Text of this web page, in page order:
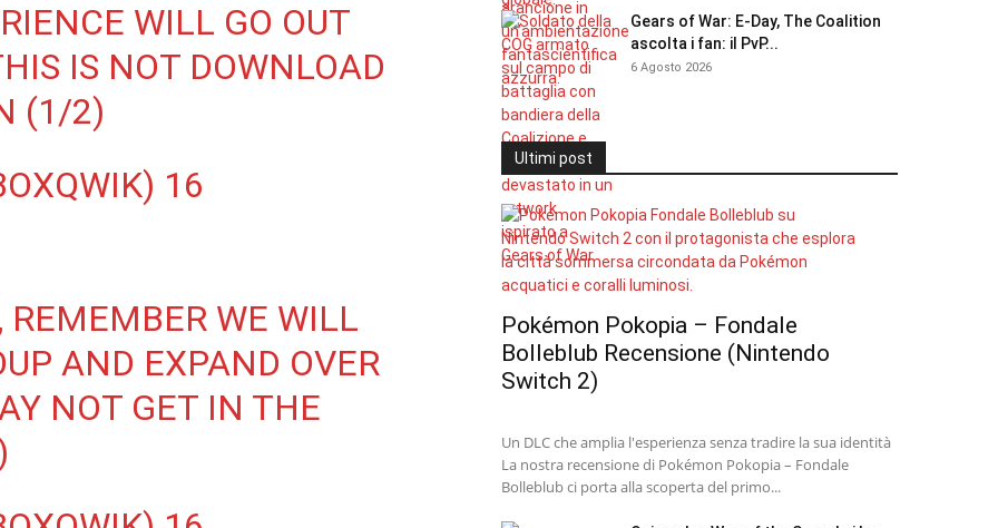
WILL GO OUT
IS NOT DOWNLOAD
(1/2)
16
REMEMBER WE WILL
AND EXPAND OVER
NOT GET IN THE
Gears of War: E-Day, The Coalition
ascolta i fan: il PvP...
6 Agosto 2026
Ultimi post
Pokémon Pokopia – Fondale
Bolleblub Recensione (Nintendo
Switch 2)
Un DLC che amplia l'esperienza senza tradire la sua identità
La nostra recensione di Pokémon Pokopia – Fondale
Bolleblub ci porta alla scoperta del primo...